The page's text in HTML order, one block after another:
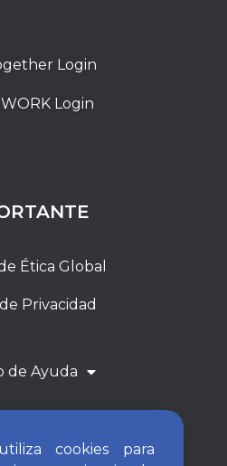
Login
Login
Ética Global
Privacidad
de Ayuda
cookies para